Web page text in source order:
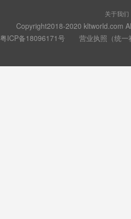
关于我们
Copyright2018-2020 kltworld.com
粤ICP备18096171号 营业执照（统一